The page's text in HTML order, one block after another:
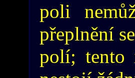
poli
přeplnění
polí; tento